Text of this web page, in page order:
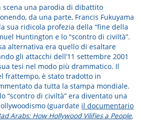
scena una parodia di dibattito
da una parte, Francis Fukuyama
sua ridicola profezia della “fine della
Huntington e lo “scontro di civiltà”.
alternativa era quello di esaltare
gli attacchi dell’11 settembre 2001
tesi nel modo più drammatico. Il
frattempo, è stato tradotto in
da tutta la stampa mondiale.
“scontro di civiltà” era diventato una
(guardate il documentario
Arabs: How Hollywood Vilifies a People,